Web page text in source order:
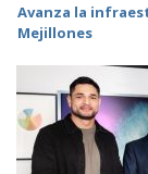
Avanza la
Mejillones